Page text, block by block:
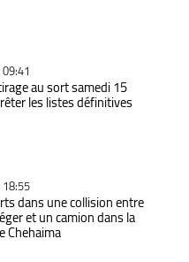
au sort samedi 15
les listes définitives
dans une collision entre
et un camion dans la
Chehaima